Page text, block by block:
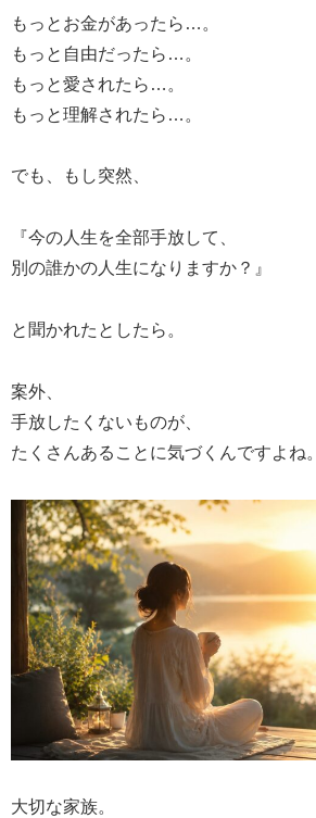
もっとお金があったら…。
もっと自由だったら…。
もっと愛されたら…。
もっと理解されたら…。
でも、もし突然、
『今の人生を全部手放して、
別の誰かの人生になりますか？』
と聞かれたとしたら。
案外、
手放したくないものが、
たくさんあることに気づくんですよね。
大切な家族。